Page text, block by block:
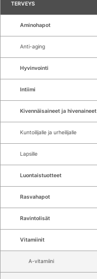
TERVEYS
Aminohapot
Anti-aging
Hyvinvointi
Intiimi
Kivennäisaineet ja hivenaineet
Kuntoilijalle ja urheilijalle
Lapsille
Luontaistuotteet
Rasvahapot
Ravintolisät
Vitamiinit
A-vitamiini